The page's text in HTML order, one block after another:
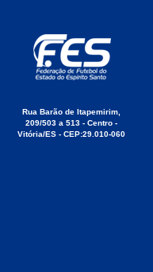
Rua Barão de Itapemirim,
209/503 a 513 - Centro -
Vitória/ES - CEP:29.010-060